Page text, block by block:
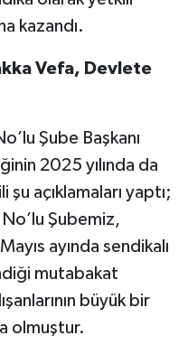
kazandı.
Vefa, Devlete
Şube Başkanı
2025 yılında da
açıklamaları yaptı;
Şubemiz,
ayında sendikalı
mutabakat
büyük bir
olmuştur.